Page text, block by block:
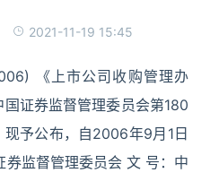
2021-11-19 15:45
《上市公司收购管理办
证券监督管理委员会第180
予公布，自2006年9月1日
监督管理委员会 文 号：中